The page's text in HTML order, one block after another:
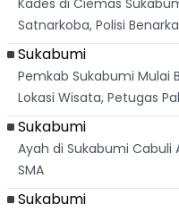
Satnarkoba, Polisi
Sukabumi
Pemkab Sukabumi Mulai
Lokasi Wisata, Petugas
Sukabumi
Ayah di Sukabumi Cabuli
SMA
Sukabumi